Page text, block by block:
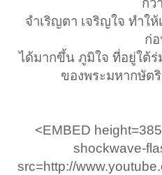
กว่
จำเริญตา เจริญใจ ทำให้
ก่
ได้มากขึ้น ภูมิใจ ที่อยู่ใต้
ของพระมหากษัต
<EMBED
shockwave-
src=http://